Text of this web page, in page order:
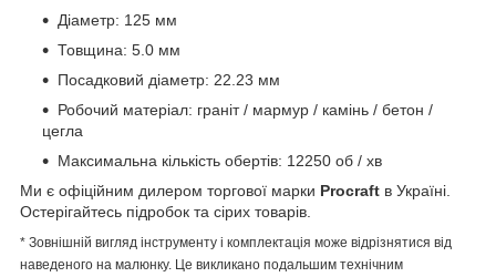
Діаметр: 125 мм
Товщина: 5.0 мм
Посадковий діаметр: 22.23 мм
Робочий матеріал: граніт / мармур / камінь / бетон /
цегла
Максимальна кількість обертів: 12250 об / хв
Ми є офіційним дилером торгової марки Procraft в Україні.
Остерігайтесь підробок та сірих товарів.
* Зовнішній вигляд інструменту і комплектація може відрізнятися від
наведеного на малюнку. Це викликано подальшим технічним